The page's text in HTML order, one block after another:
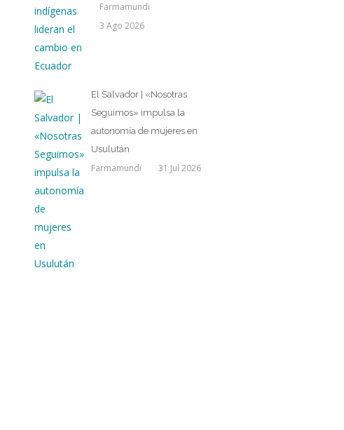
Farmamundi
3 Ago 2026
El Salvador | «Nosotras
Seguimos» impulsa la
autonomía de mujeres en
Usulután
Farmamundi 31 Jul 2026